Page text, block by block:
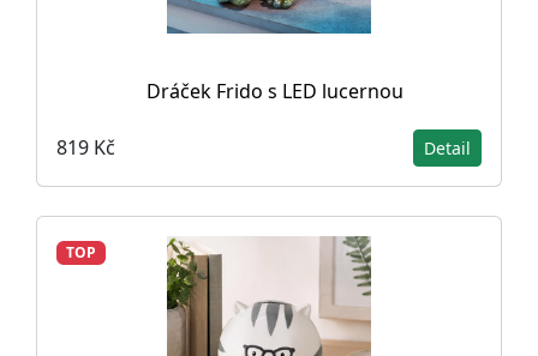
Dráček Frido s LED lucernou
819 Kč Detail
TOP